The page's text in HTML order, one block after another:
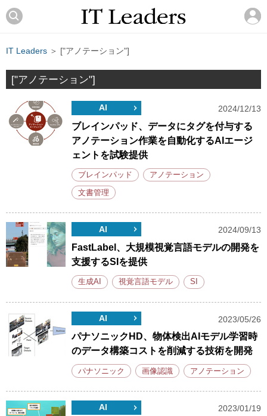
IT Leaders ＞ ["アノテーション"]
["アノテーション"]
AI 2024/12/13
ブレインパッド、データにタグを付与する
アノテーション作業を自動化するAIエージ
ェントを試験提供
ブレインパッド アノテーション
文書管理
AI 2024/09/13
FastLabel、大規模視覚言語モデルの開発を
支援するSIを提供
生成AI 視覚言語モデル SI
AI 2023/05/26
パナソニックHD、物体検出AIモデル学習時
のデータ構築コストを削減する技術を開発
パナソニック 画像認識 アノテーション
AI 2023/01/19